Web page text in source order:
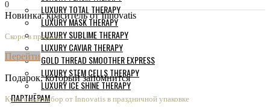
LUXURY TOTAL THERAPY
LUXURY MASK THERAPY
LUXURY SUBLIME THERAPY
LUXURY CAVIAR THERAPY
GOLD THREAD SMOOTHER EXPRESS
LUXURY STEM CELLS THERAPY
LUXURY ICE SHINE THERAPY
ПАРТНЁРАМ
0
Новинка: краситель от Innovatis
Скоро в продаже
Перейти
Подарок, который запомнится
Культовый набор от Innovatis в праздничной упаковке